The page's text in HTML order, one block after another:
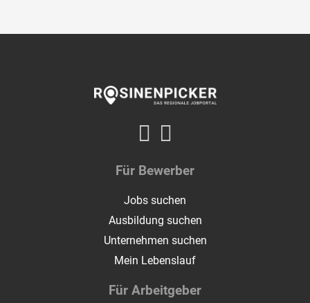
Für Bewerber
Jobs suchen
Ausbildung suchen
Unternehmen suchen
Mein Lebenslauf
Für Arbeitgeber